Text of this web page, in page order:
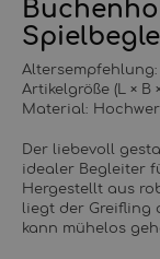
Artikelgröße (L × B
Material:
Der liebevoll
idealer Begleiter
Hergestellt aus
liegt der Greifling
kann mühelos